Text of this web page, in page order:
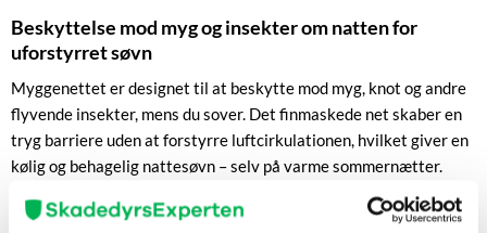
Beskyttelse mod myg og insekter om natten for
uforstyrret søvn
Myggenettet er designet til at beskytte mod myg, knot og andre
flyvende insekter, mens du sover. Det finmaskede net skaber en
tryg barriere uden at forstyrre luftcirkulationen, hvilket giver en
kølig og behagelig nattesøvn – selv på varme sommernætter.
Nettet er ideelt til brug derhjemme, i sommerhuset eller på
rejser.